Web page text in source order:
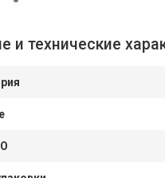
и технические